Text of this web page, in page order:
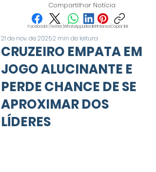
Compartilhar Notícia
FacebookX (Twitter)WhatsAppLinkedInPinterestCopiar link
CRUZEIRO EMPATA EM
JOGO ALUCINANTE E
PERDE CHANCE DE SE
APROXIMAR DOS
LÍDERES
21 de nov. de 20252 min de leitura